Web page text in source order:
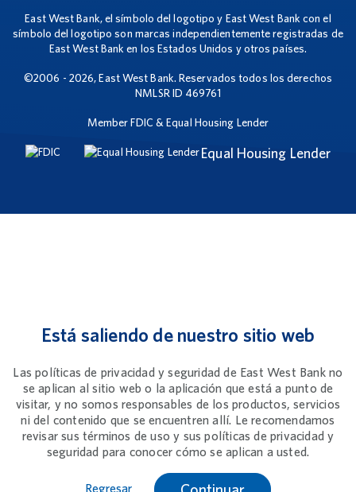
East West Bank, el símbolo del logotipo y East West Bank con el
símbolo del logotipo son marcas independientemente registradas de
East West Bank en los Estados Unidos y otros países.
©2006 - 2026, East West Bank. Reservados todos los derechos
NMLSR ID 469761
Member FDIC & Equal Housing Lender
Equal Housing Lender
Está saliendo de nuestro sitio web
Las políticas de privacidad y seguridad de East West Bank no
se aplican al sitio web o la aplicación que está a punto de
visitar, y no somos responsables de los productos, servicios
ni del contenido que se encuentren allí. Le recomendamos
revisar sus términos de uso y sus políticas de privacidad y
seguridad para conocer cómo se aplican a usted.
Regresar